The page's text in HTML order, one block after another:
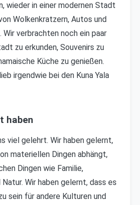
wieder in einer modernen Stadt
Wolkenkratzern, Autos und
Wir verbrachten noch ein paar
zu erkunden, Souvenirs zu
Küche zu genießen.
irgendwie bei den Kuna Yala
haben
viel gelehrt. Wir haben gelernt,
materiellen Dingen abhängt,
Dingen wie Familie,
Wir haben gelernt, dass es
sein für andere Kulturen und